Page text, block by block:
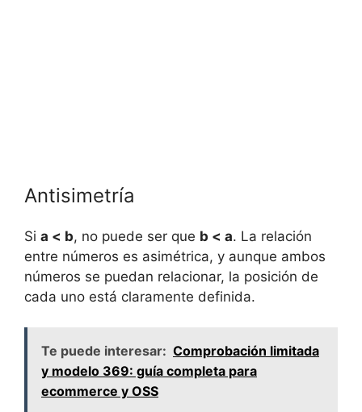
Antisimetría
Si a < b, no puede ser que b < a. La relación
entre números es asimétrica, y aunque ambos
números se puedan relacionar, la posición de
cada uno está claramente definida.
Te puede interesar: Comprobación limitada
y modelo 369: guía completa para
ecommerce y OSS